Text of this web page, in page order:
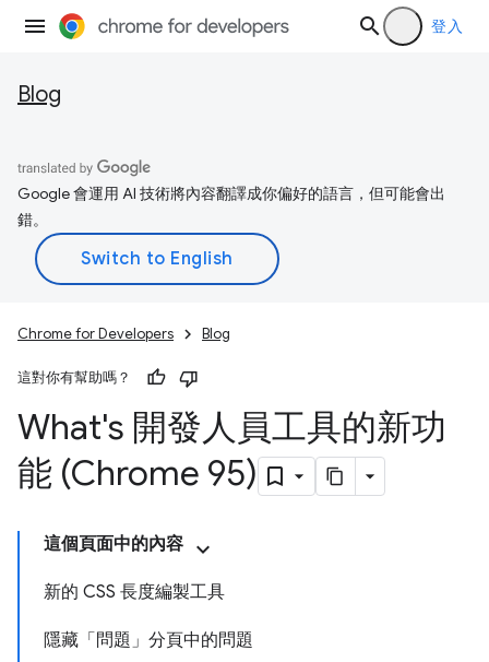
登入
Blog
Google 會運用 AI 技術將內容翻譯成你偏好的語言，但可能會出
錯。
Chrome for Developers Blog
這對你有幫助嗎？
What's 開發人員工具的新功
能 (Chrome 95)
這個頁面中的內容
新的 CSS 長度編製工具
隱藏「問題」分頁中的問題